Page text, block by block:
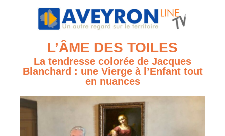
L’ÂME DES TOILES
La tendresse colorée de Jacques
Blanchard : une Vierge à l’Enfant tout
en nuances